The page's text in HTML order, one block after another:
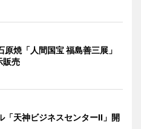
原焼「人間国宝 福島善三展」
売
「天神ビジネスセンターII」開